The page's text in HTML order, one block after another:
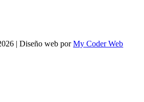
| Diseño web porMy Coder Web